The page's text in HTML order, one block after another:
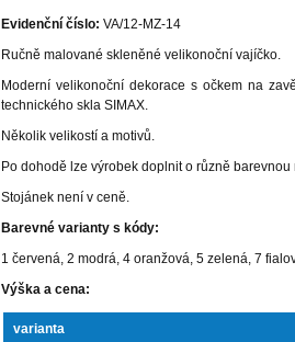
Evidenční číslo: VA/12-MZ-14
Ručně malované skleněné velikonoční vajíčko.
Moderní velikonoční dekorace s očkem na
technického skla SIMAX.
Několik velikostí a motivů.
Po dohodě lze výrobek doplnit o různě barevnou
Stojánek není v ceně.
Barevné varianty s kódy:
1 červená, 2 modrá, 4 oranžová, 5 zelená, 7
Výška a cena:
varianta